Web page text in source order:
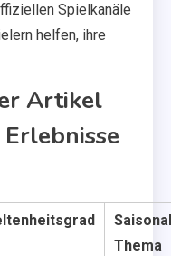
Spielkanäle
helfen, ihre
Artikel
Thema